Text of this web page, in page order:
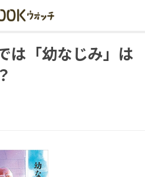
は「幼なじみ」は